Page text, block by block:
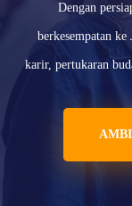
Dengan
berkesempatan
karir, pertukaran